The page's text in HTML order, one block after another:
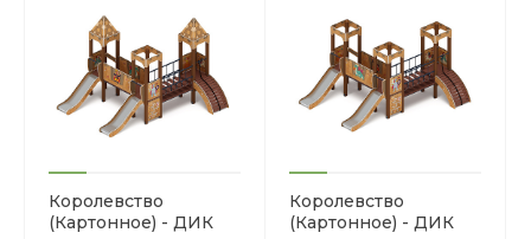
Королевство
(Картонное) - ДИК
Королевство
(Картонное) - ДИК